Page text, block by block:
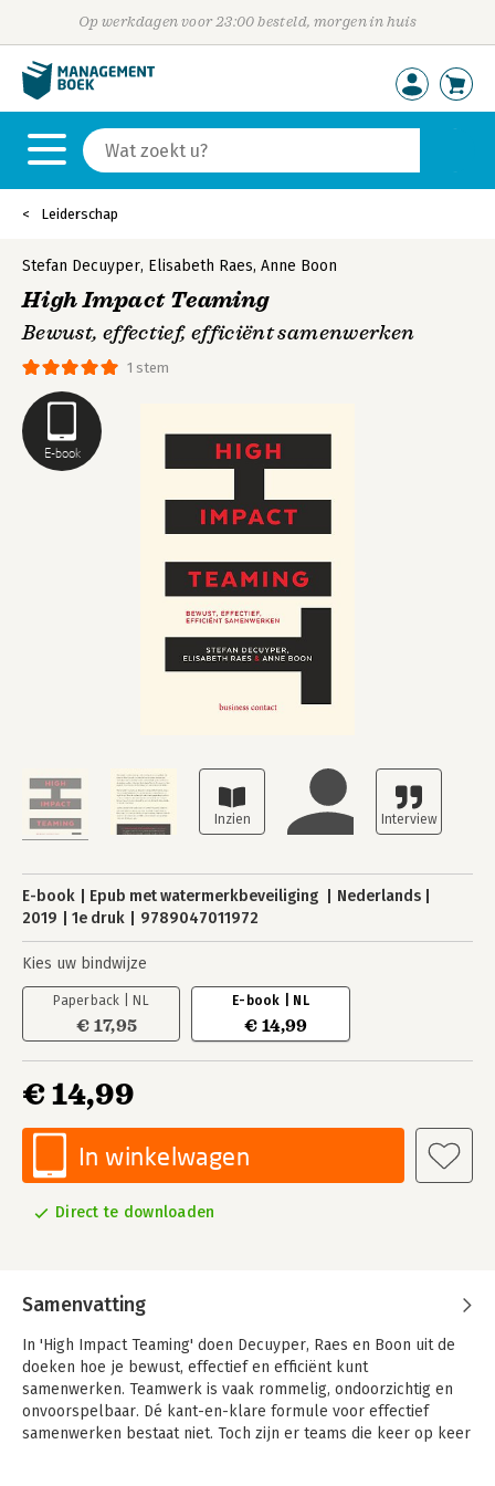
Op werkdagen voor 23:00 besteld, morgen in huis
Leiderschap
E-book
1 stem
Stefan Decuyper, Elisabeth Raes, Anne Boon
High Impact Teaming
Bewust, effectief, efficiënt samenwerken
E-book Epub met watermerkbeveiliging
Nederlands
2019
1e druk 9789047011972
Kies uw bindwijze
Paperback | NL
€ 17,95
E-book | NL
€ 14,99
€ 14,99
In winkelwagen
Direct te downloaden
Samenvatting
In 'High Impact Teaming' doen Decuyper, Raes en Boon uit de
doeken hoe je bewust, effectief en efficiënt kunt
samenwerken. Teamwerk is vaak rommelig, ondoorzichtig en
onvoorspelbaar. Dé kant-en-klare formule voor effectief
samenwerken bestaat niet. Toch zijn er teams die keer op keer